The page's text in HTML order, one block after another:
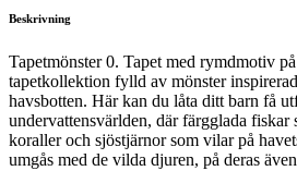
Beskrivning
Tapetmönster 0. Tapet med rymdmotiv
tapetkollektion fylld av mönster
havsbotten. Här kan du låta ditt barn få
undervattensvärlden, där färgglada
koraller och sjöstjärnor som vilar på
umgås med de vilda djuren, på deras